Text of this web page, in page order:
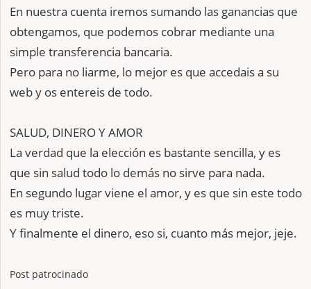
En nuestra cuenta iremos sumando las ganancias que
obtengamos, que podemos cobrar mediante una
simple transferencia bancaria.
Pero para no liarme, lo mejor es que accedais a su
web y os entereis de todo.
SALUD, DINERO Y AMOR
La verdad que la elección es bastante sencilla, y es
que sin salud todo lo demás no sirve para nada.
En segundo lugar viene el amor, y es que sin este todo
es muy triste.
Y finalmente el dinero, eso si, cuanto más mejor, jeje.
Post patrocinado